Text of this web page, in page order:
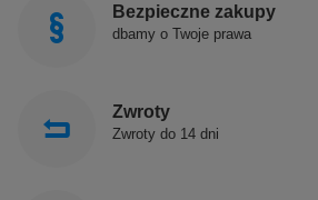
Bezpieczne zakupy
dbamy o Twoje prawa
Zwroty
Zwroty do 14 dni